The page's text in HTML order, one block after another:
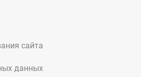
сайта
данных